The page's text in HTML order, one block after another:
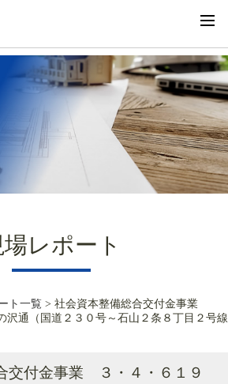
レポート
ト一覧 > 社会資本整備総合交付金事業
沢通（国道２３０号～石山２条８丁目２号線
交付金事業 ３・４・６１９